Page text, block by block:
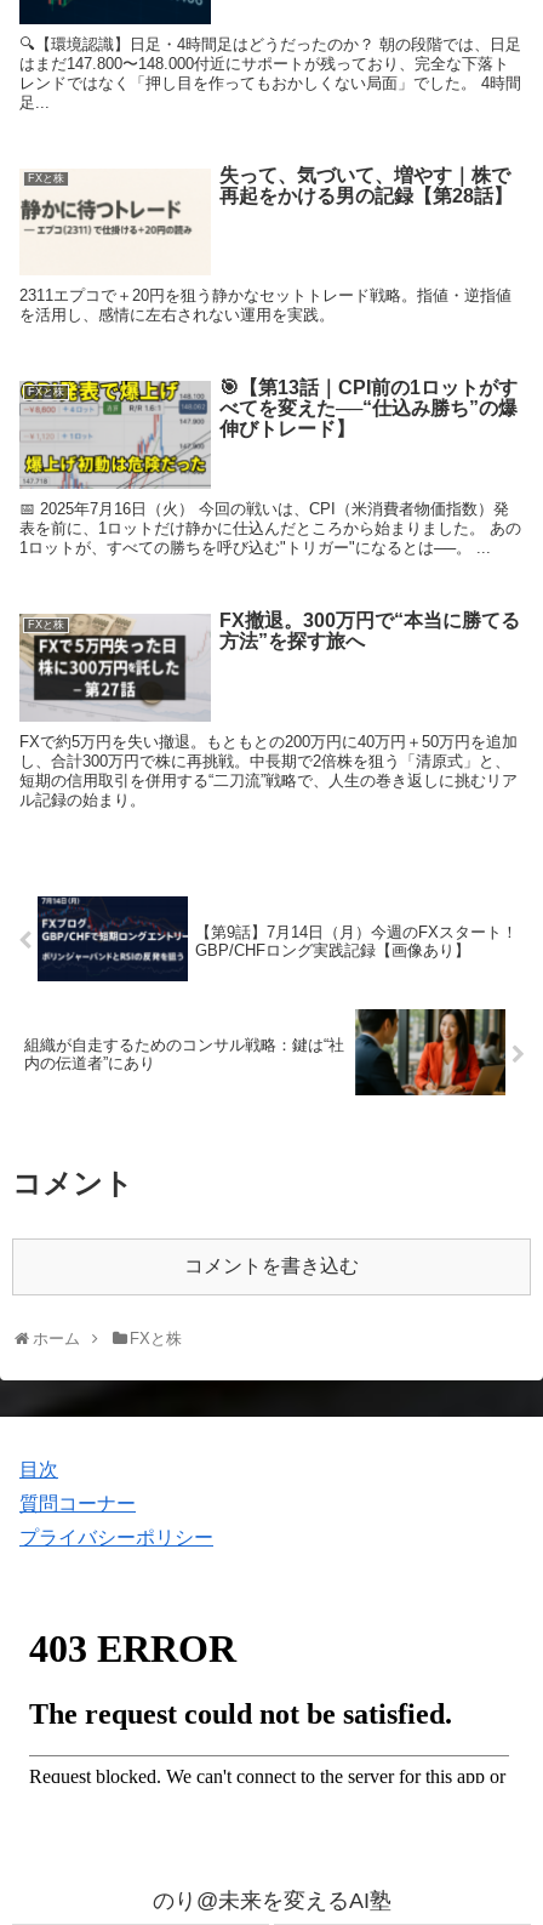
🔍【環境認識】日足・4時間足はどうだったのか？ 朝の段階では、日足
はまだ147.800〜148.000付近にサポートが残っており、完全な下落ト
レンドではなく「押し目を作ってもおかしくない局面」でした。 4時間
足...
FXと株
失って、気づいて、増やす｜株で
再起をかける男の記録【第28話】
2311エプコで＋20円を狙う静かなセットトレード戦略。指値・逆指値
を活用し、感情に左右されない運用を実践。
FXと株
🎯【第13話｜CPI前の1ロットがす
べてを変えた──“仕込み勝ち”の爆
伸びトレード】
📅 2025年7月16日（火） 今回の戦いは、CPI（米消費者物価指数）発
表を前に、1ロットだけ静かに仕込んだところから始まりました。 あの
1ロットが、すべての勝ちを呼び込む"トリガー"になるとは──。 ...
FXと株
FX撤退。300万円で“本当に勝てる
方法”を探す旅へ
FXで約5万円を失い撤退。もともとの200万円に40万円＋50万円を追加
し、合計300万円で株に再挑戦。中長期で2倍株を狙う「清原式」と、
短期の信用取引を併用する“二刀流”戦略で、人生の巻き返しに挑むリア
ル記録の始まり。
【第9話】7月14日（月）今週のFXスタート！
GBP/CHFロング実践記録【画像あり】
組織が自走するためのコンサル戦略：鍵は“社
内の伝道者”にあり
コメント
コメントを書き込む
ホーム FXと株
目次
質問コーナー
プライバシーポリシー
のり@未来を変えるAI塾